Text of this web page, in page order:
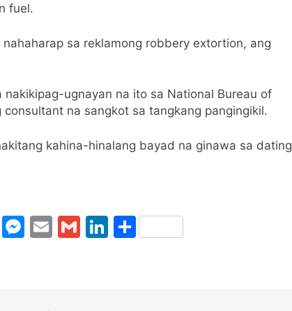
fuel.
sa reklamong robbery extortion, ang
nakikipag-ugnayan na ito sa National Bureau of
na sangkot sa tangkang pangingikil.
kahina-hinalang bayad na ginawa sa dating
Pinterest
Messenger
EmailGmailLinkedIn
Share